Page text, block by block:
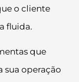
o cliente
fluida.
que
sua operação